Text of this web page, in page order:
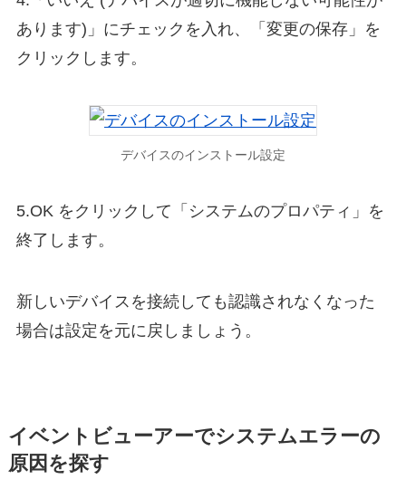
あります)」にチェックを入れ、「変更の保存」を
クリックします。
デバイスのインストール設定
5.OK をクリックして「システムのプロパティ」を
終了します。
新しいデバイスを接続しても認識されなくなった
場合は設定を元に戻しましょう。
イベントビューアーでシステムエラーの
原因を探す